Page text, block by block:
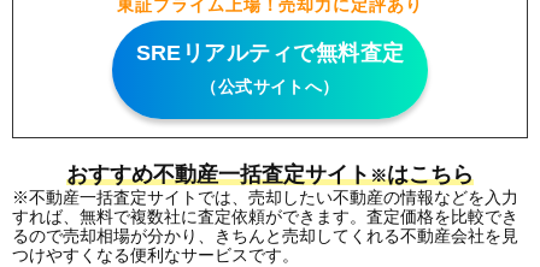
東証プライム上場！売却力に定評あり
SREリアルティで無料査定
（公式サイトへ）
おすすめ不動産一括査定サイト※はこちら
※不動産一括査定サイトでは、売却したい不動産の情報などを入力
すれば、無料で複数社に査定依頼ができます。査定価格を比較でき
るので売却相場が分かり、きちんと売却してくれる不動産会社を見
つけやすくなる便利なサービスです。